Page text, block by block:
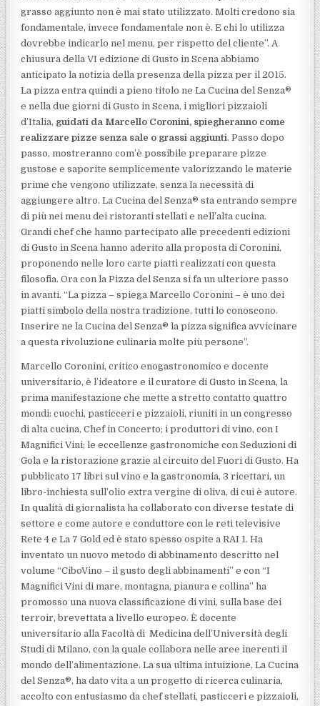
grasso aggiunto non è mai stato utilizzato. Molti credono sia
fondamentale, invece fondamentale non è. E chi lo utilizza
dovrebbe indicarlo nel menu, per rispetto del cliente”. A
chiusura della VI edizione di Gusto in Scena abbiamo
anticipato la notizia della presenza della pizza per il 2015.
La pizza entra quindi a pieno titolo ne La Cucina del Senza®
e nella due giorni di Gusto in Scena, i migliori pizzaioli
d’Italia, guidati da Marcello Coronini, spiegheranno come
realizzare pizze senza sale o grassi aggiunti. Passo dopo
passo, mostreranno com’è possibile preparare pizze
gustose e saporite semplicemente valorizzando le materie
prime che vengono utilizzate, senza la necessità di
aggiungere altro. La Cucina del Senza® sta entrando sempre
di più nei menu dei ristoranti stellati e nell’alta cucina.
Grandi chef che hanno partecipato alle precedenti edizioni
di Gusto in Scena hanno aderito alla proposta di Coronini,
proponendo nelle loro carte piatti realizzati con questa
filosofia. Ora con la Pizza del Senza si fa un ulteriore passo
in avanti. “La pizza – spiega Marcello Coronini – è uno dei
piatti simbolo della nostra tradizione, tutti lo conoscono.
Inserire ne la Cucina del Senza® la pizza significa avvicinare
a questa rivoluzione culinaria molte più persone”.
Marcello Coronini, critico enogastronomico e docente
universitario, è l’ideatore e il curatore di Gusto in Scena, la
prima manifestazione che mette a stretto contatto quattro
mondi: cuochi, pasticceri e pizzaioli, riuniti in un congresso
di alta cucina, Chef in Concerto; i produttori di vino, con I
Magnifici Vini; le eccellenze gastronomiche con Seduzioni di
Gola e la ristorazione grazie al circuito del Fuori di Gusto. Ha
pubblicato 17 libri sul vino e la gastronomia, 3 ricettari, un
libro-inchiesta sull’olio extra vergine di oliva, di cui è autore.
In qualità di giornalista ha collaborato con diverse testate di
settore e come autore e conduttore con le reti televisive
Rete 4 e La 7 Gold ed è stato spesso ospite a RAI 1. Ha
inventato un nuovo metodo di abbinamento descritto nel
volume “CiboVino – il gusto degli abbinamenti” e con “I
Magnifici Vini di mare, montagna, pianura e collina” ha
promosso una nuova classificazione di vini, sulla base dei
terroir, brevettata a livello europeo. È docente
universitario alla Facoltà di Medicina dell’Università degli
Studi di Milano, con la quale collabora nelle aree inerenti il
mondo dell’alimentazione. La sua ultima intuizione, La Cucina
del Senza®, ha dato vita a un progetto di ricerca culinaria,
accolto con entusiasmo da chef stellati, pasticceri e pizzaioli,